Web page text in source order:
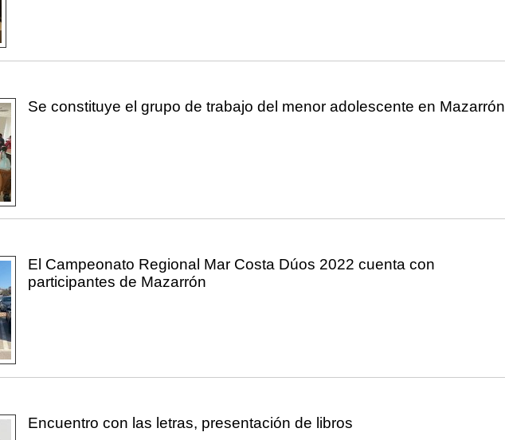
Se constituye el grupo de trabajo del menor adolescente en Mazarrón
El Campeonato Regional Mar Costa Dúos 2022 cuenta con
participantes de Mazarrón
Encuentro con las letras, presentación de libros